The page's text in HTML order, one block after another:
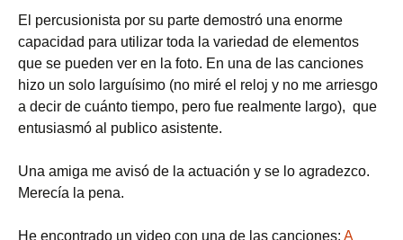
El percusionista por su parte demostró una enorme
capacidad para utilizar toda la variedad de elementos
que se pueden ver en la foto. En una de las canciones
hizo un solo larguísimo (no miré el reloj y no me arriesgo
a decir de cuánto tiempo, pero fue realmente largo), que
entusiasmó al publico asistente.
Una amiga me avisó de la actuación y se lo agradezco.
Merecía la pena.
He encontrado un video con una de las canciones: A